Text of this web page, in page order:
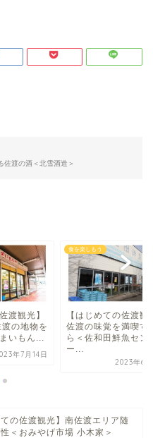
佐渡の酒＜北雪酒造＞
渡観光】
の地物を
いもん...
年7月14日
食を楽しもう
【はじめての佐渡観
佐渡の味覚を満喫す
ら＜佐和田鮮魚セン
ー...
2023年6
ての佐渡観光】南佐渡エリア随
＜おみやげ市場 小木家＞